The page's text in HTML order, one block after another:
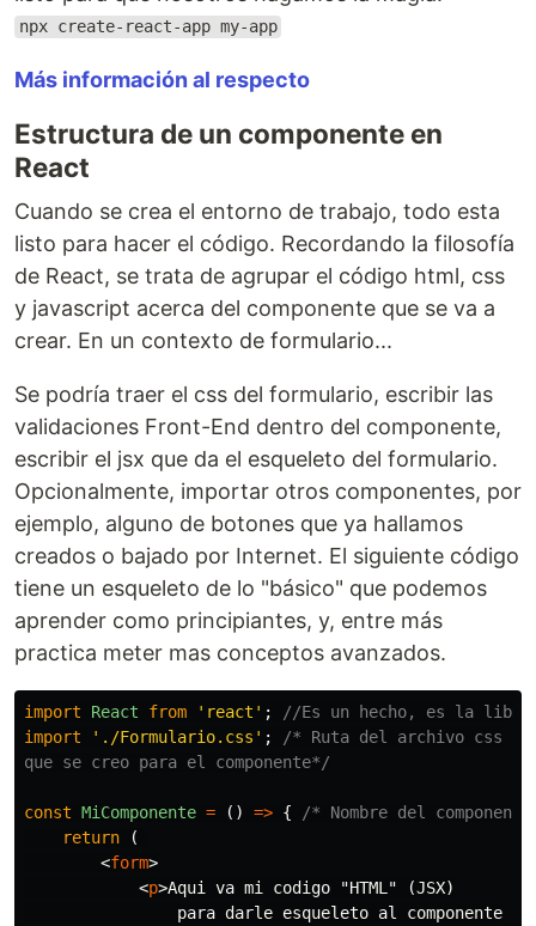
npx create-react-app my-app
Más información al respecto
Estructura de un componente en
React
Cuando se crea el entorno de trabajo, todo esta
listo para hacer el código. Recordando la filosofía
de React, se trata de agrupar el código html, css
y javascript acerca del componente que se va a
crear. En un contexto de formulario...
Se podría traer el css del formulario, escribir las
validaciones Front-End dentro del componente,
escribir el jsx que da el esqueleto del formulario.
Opcionalmente, importar otros componentes, por
ejemplo, alguno de botones que ya hallamos
creados o bajado por Internet. El siguiente código
tiene un esqueleto de lo "básico" que podemos
aprender como principiantes, y, entre más
practica meter mas conceptos avanzados.
import React from ' react ' ;
//Es un hecho, es la
import
' ./Formulario.css ' ;
/* Ruta del archivo css
que se creo para el componente*/
const MiComponente = () => {
/* Nombre del
return
(
<form>
<p>Aqui va mi codigo "HTML" (JSX)
                para darle esqueleto al componente